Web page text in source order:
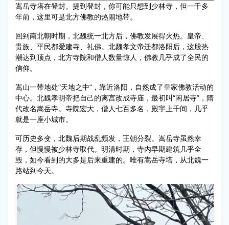
嵩岳寺塔在登封。提到登封，你可能只想到少林寺，但一千多
年前，这里可是北方佛教的热闹地带。
回到南北朝时期，北魏统一北方后，佛教发展得火热。皇帝、
贵族、平民都爱建寺、礼佛。北魏孝文帝迁都洛阳后，这股热
潮达到顶点，北方寺院和僧人数量惊人，佛教几乎成了全民的
信仰。
嵩山一带地处“天地之中”，靠近洛阳，自然成了皇家佛教活动的
中心。北魏孝明帝把自己的离宫改成寺庙，最初叫“闲居寺”，隋
代改名嵩岳寺。寺院宏大，僧人七百多名，殿宇上千间，几乎
就是一座小城市。
可历史多变，北魏后期战乱频发，王朝分裂。嵩岳寺虽然幸
存，但慢慢被少林寺取代。明清时期，寺内早期建筑几乎全
毁，如今看到的大多是后来重建的。唯有嵩岳寺塔，从北魏一
路站到今天。